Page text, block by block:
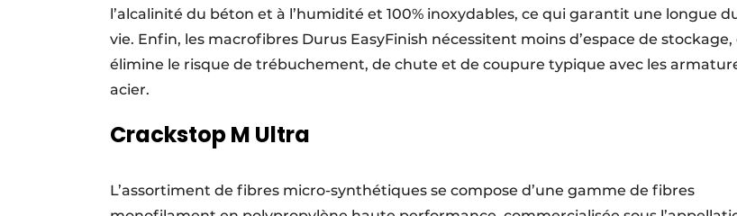
l’alcalinité du béton et à l’humidité et 100% inoxydables, ce qui garantit une longue
vie. Enfin, les macrofibres Durus EasyFinish nécessitent moins d’espace de stockage,
élimine le risque de trébuchement, de chute et de coupure typique avec les
acier.
Crackstop M Ultra
L’assortiment de fibres micro-synthétiques se compose d’une gamme de fibres